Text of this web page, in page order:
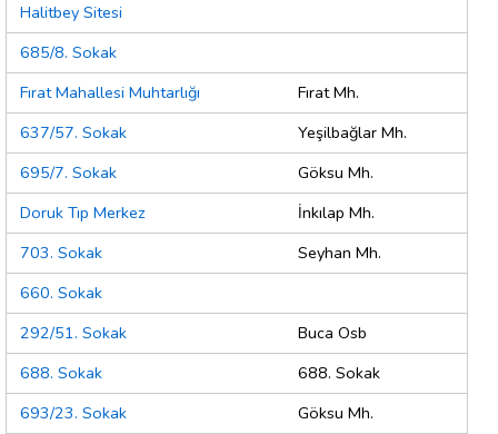
Halitbey Sitesi
685/8. Sokak
Fırat Mahallesi Muhtarlığı
Fırat Mh.
637/57. Sokak
Yeşilbağlar Mh.
695/7. Sokak
Göksu Mh.
Doruk Tıp Merkez
İnkılap Mh.
703. Sokak
Seyhan Mh.
660. Sokak
292/51. Sokak
Buca Osb
688. Sokak
688. Sokak
693/23. Sokak
Göksu Mh.